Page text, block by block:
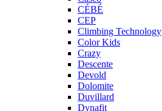
CÉBÉ
CEP
Climbing Technology
Color Kids
Crazy
Descente
Devold
Dolomite
Duvillard
Dynafit